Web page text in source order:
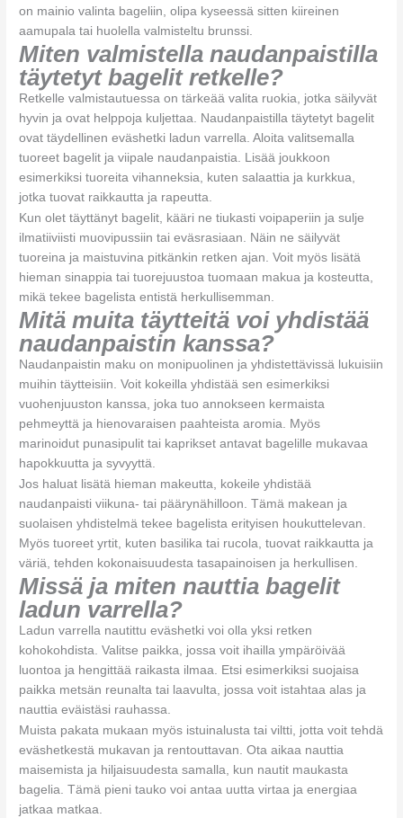
on mainio valinta bageliin, olipa kyseessä sitten kiireinen
aamupala tai huolella valmisteltu brunssi.
Miten valmistella naudanpaistilla
täytetyt bagelit retkelle?
Retkelle valmistautuessa on tärkeää valita ruokia, jotka säilyvät
hyvin ja ovat helppoja kuljettaa. Naudanpaistilla täytetyt bagelit
ovat täydellinen eväshetki ladun varrella. Aloita valitsemalla
tuoreet bagelit ja viipale naudanpaistia. Lisää joukkoon
esimerkiksi tuoreita vihanneksia, kuten salaattia ja kurkkua,
jotka tuovat raikkautta ja rapeutta.
Kun olet täyttänyt bagelit, kääri ne tiukasti voipaperiin ja sulje
ilmatiiviisti muovipussiin tai eväsrasiaan. Näin ne säilyvät
tuoreina ja maistuvina pitkänkin retken ajan. Voit myös lisätä
hieman sinappia tai tuorejuustoa tuomaan makua ja kosteutta,
mikä tekee bagelista entistä herkullisemman.
Mitä muita täytteitä voi yhdistää
naudanpaistin kanssa?
Naudanpaistin maku on monipuolinen ja yhdistettävissä lukuisiin
muihin täytteisiin. Voit kokeilla yhdistää sen esimerkiksi
vuohenjuuston kanssa, joka tuo annokseen kermaista
pehmeyttä ja hienovaraisen paahteista aromia. Myös
marinoidut punasipulit tai kaprikset antavat bagelille mukavaa
hapokkuutta ja syvyyttä.
Jos haluat lisätä hieman makeutta, kokeile yhdistää
naudanpaisti viikuna- tai päärynähilloon. Tämä makean ja
suolaisen yhdistelmä tekee bagelista erityisen houkuttelevan.
Myös tuoreet yrtit, kuten basilika tai rucola, tuovat raikkautta ja
väriä, tehden kokonaisuudesta tasapainoisen ja herkullisen.
Missä ja miten nauttia bagelit
ladun varrella?
Ladun varrella nautittu eväshetki voi olla yksi retken
kohokohdista. Valitse paikka, jossa voit ihailla ympäröivää
luontoa ja hengittää raikasta ilmaa. Etsi esimerkiksi suojaisa
paikka metsän reunalta tai laavulta, jossa voit istahtaa alas ja
nauttia eväistäsi rauhassa.
Muista pakata mukaan myös istuinalusta tai viltti, jotta voit tehdä
eväshetkestä mukavan ja rentouttavan. Ota aikaa nauttia
maisemista ja hiljaisuudesta samalla, kun nautit maukasta
bagelia. Tämä pieni tauko voi antaa uutta virtaa ja energiaa
jatkaa matkaa.